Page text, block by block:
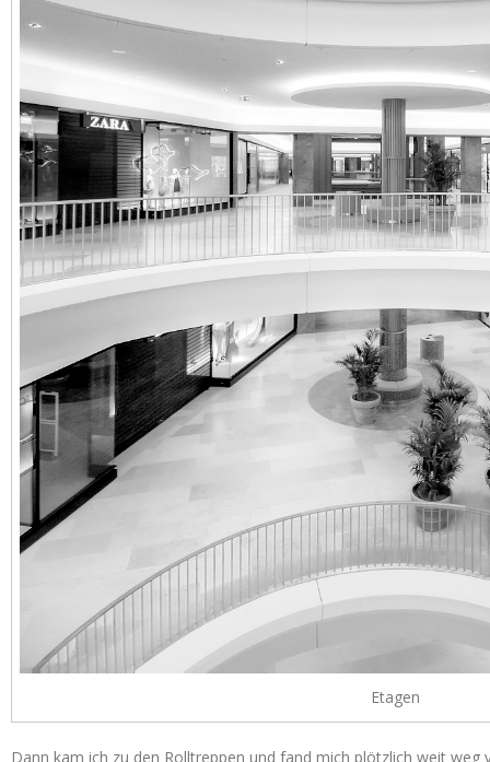
Etagen
Dann kam ich zu den Rolltreppen und fand mich plötzlich weit weg